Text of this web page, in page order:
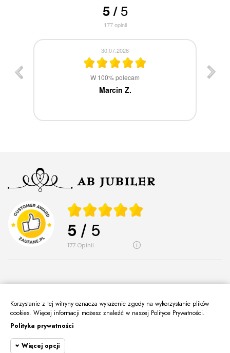
5/5
177opinii
30.07.2026
W 100% polecam
Marcin Z.
5 / 5
177 opinii
O Nas
Informacje
Moje Konto
Korzystanie z tej witryny oznacza wyrażenie zgody na wykorzystanie plików
cookies. Więcej informacji możesz znaleźć w naszej Polityce Prywatności.
Polityka prywatności
Więcej opcji